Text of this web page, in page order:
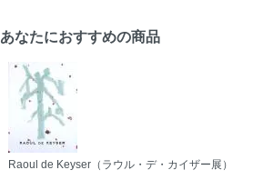
あなたにおすすめの商品
Raoul de Keyser（ラウル・デ・カイザー展）